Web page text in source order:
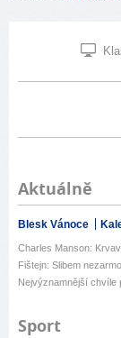
Aktuálně
Blesk Vánoce
Charles Manson:
Fištejn: Slibem
Nejvýznamnější chvíle
Sport